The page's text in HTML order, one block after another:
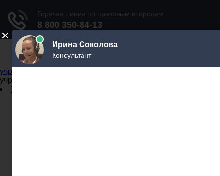
Не официальный справочник государственных
учреждений
учреждений
Задать вопрос юристу